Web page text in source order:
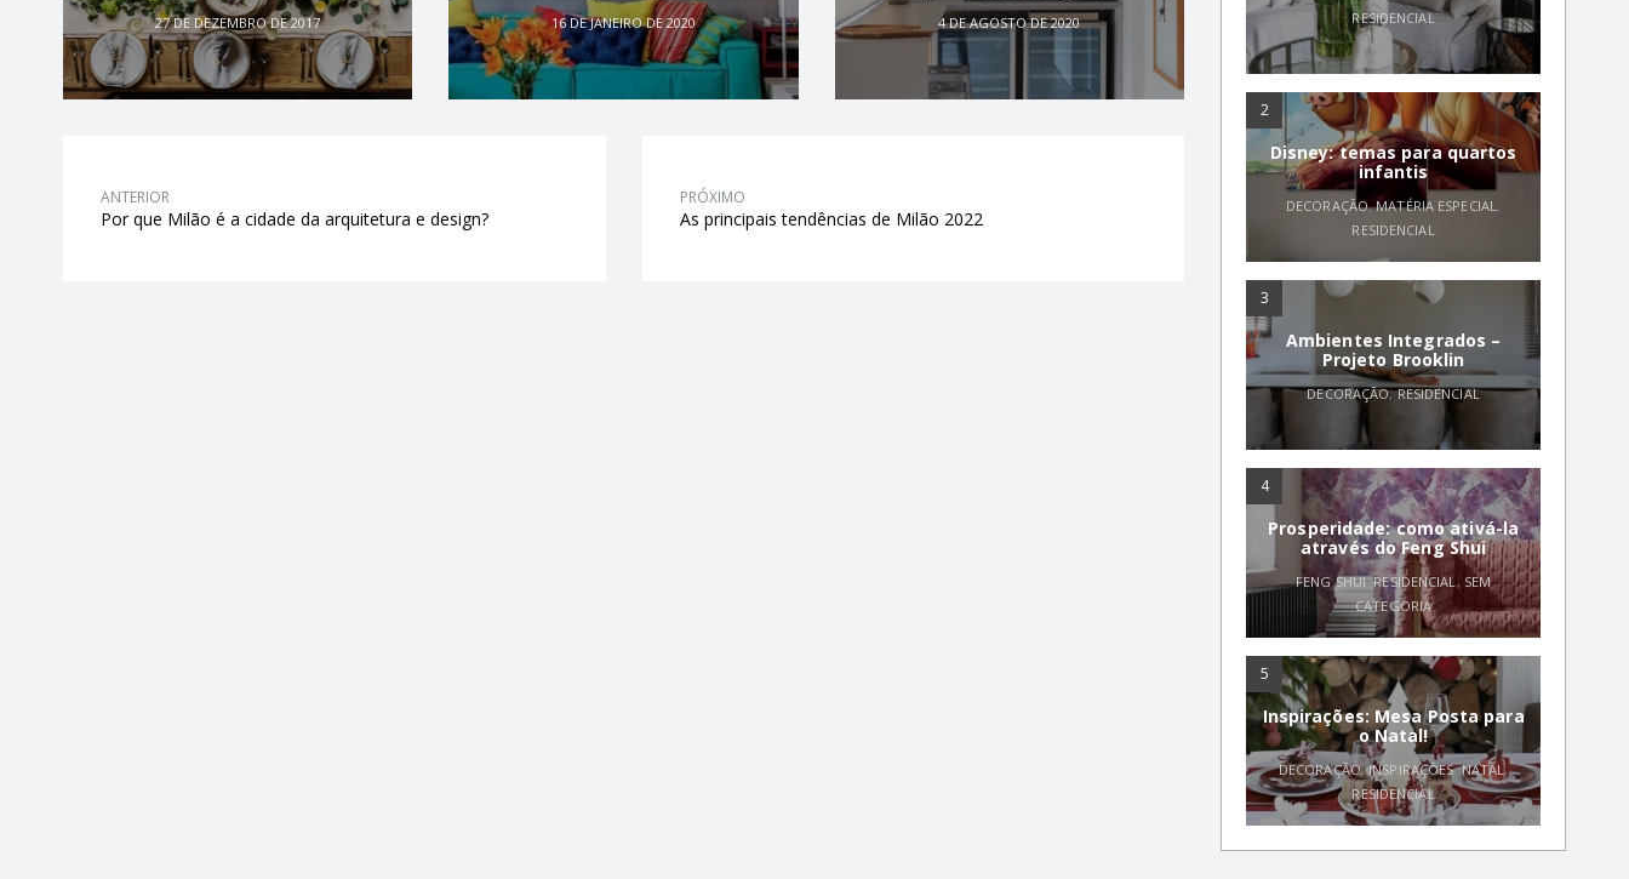
27 DE DEZEMBRO DE 2017 16 DE JANEIRO DE 2020 4 DE AGOSTO DE 2020
ANTERIOR
Por que Milão é a cidade da arquitetura e design?
PRÓXIMO
As principais tendências de Milão 2022
RESIDENCIAL
2
Disney: temas para quartos
infantis
DECORAÇÃO,MATÉRIA ESPECIAL,
RESIDENCIAL
3
Ambientes Integrados –
Projeto Brooklin
DECORAÇÃO,RESIDENCIAL
4
Prosperidade: como ativá-la
através do Feng Shui
FENG SHUI,RESIDENCIAL, SEM
CATEGORIA
5
Inspirações: Mesa Posta para
o Natal!
DECORAÇÃO,INSPIRAÇÕES,NATAL,
RESIDENCIAL